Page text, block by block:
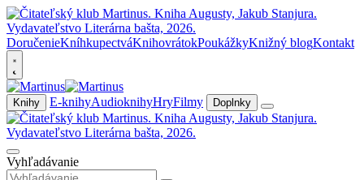
DoručenieKníhkupectváKnihovrátokPoukážkyKnižný blogKontakt
Knihy E-knihyAudioknihyHryFilmy Doplnky
Vyhľadávanie